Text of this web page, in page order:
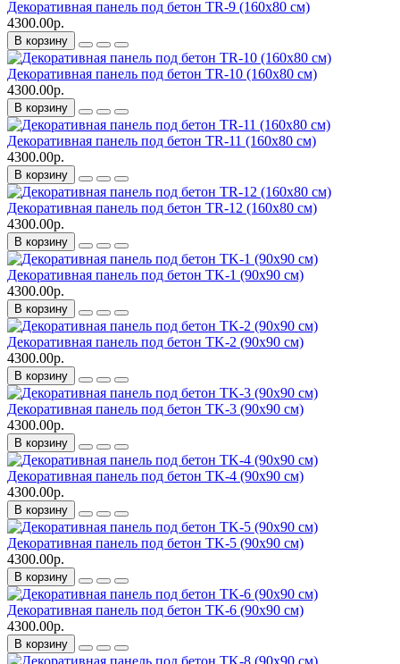
Декоративная панель под бетон TR-9 (160х80 см)
4300.00р.
В корзину
Декоративная панель под бетон TR-10 (160х80 см)
4300.00р.
В корзину
Декоративная панель под бетон TR-11 (160х80 см)
4300.00р.
В корзину
Декоративная панель под бетон TR-12 (160х80 см)
4300.00р.
В корзину
Декоративная панель под бетон TK-1 (90х90 см)
4300.00р.
В корзину
Декоративная панель под бетон TK-2 (90х90 см)
4300.00р.
В корзину
Декоративная панель под бетон TK-3 (90х90 см)
4300.00р.
В корзину
Декоративная панель под бетон TK-4 (90х90 см)
4300.00р.
В корзину
Декоративная панель под бетон TK-5 (90х90 см)
4300.00р.
В корзину
Декоративная панель под бетон TK-6 (90х90 см)
4300.00р.
В корзину